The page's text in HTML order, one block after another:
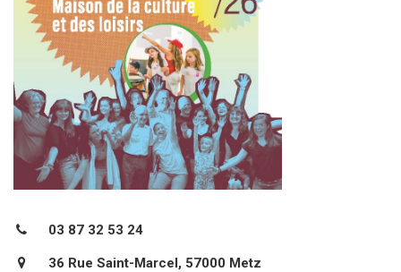
03 87 32 53 24
36 Rue Saint-Marcel, 57000 Metz